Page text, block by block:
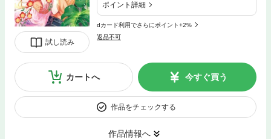
試し読み
ポイント詳細
dカード利用でさらにポイント+2%
返品不可
カートへ 今すぐ買う
作品をチェックする
作品情報へ